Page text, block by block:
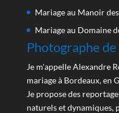
Mariage au Manoir
Mariage au Domaine
Photographe
Je m'appelle Alexandre
mariage à Bordeaux, en
Je propose des
naturels et dynamiques,